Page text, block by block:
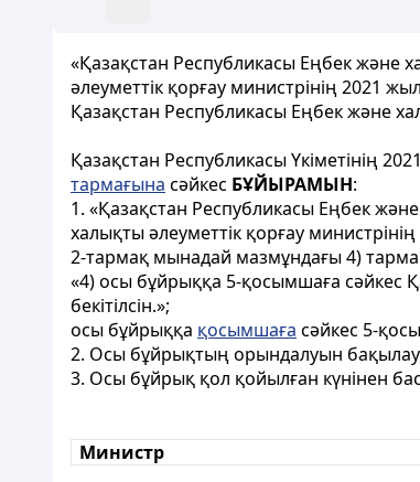
«Қазақстан Республикасы Еңбек және
әлеуметтік қорғау министрінің 2021
Қазақстан Республикасы Еңбек және
Қазақстан Республикасы Үкіметінің
тармағына сәйкес БҰЙЫРАМЫН:
1. «Қазақстан Республикасы Еңбек
халықты әлеуметтік қорғау
2-тармақ мынадай мазмұндағы 4)
«4) осы бұйрыққа 5-қосымшаға сәйкес
бекітілсін.»;
осы бұйрыққа қосымшаға сәйкес 5-
2. Осы бұйрықтың орындалуын
3. Осы бұйрық қол қойылған күнінен
Министр